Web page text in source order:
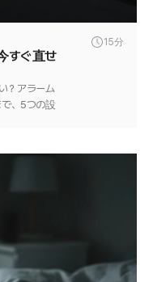
15分
すぐ直せ
？アラーム
、5つの設